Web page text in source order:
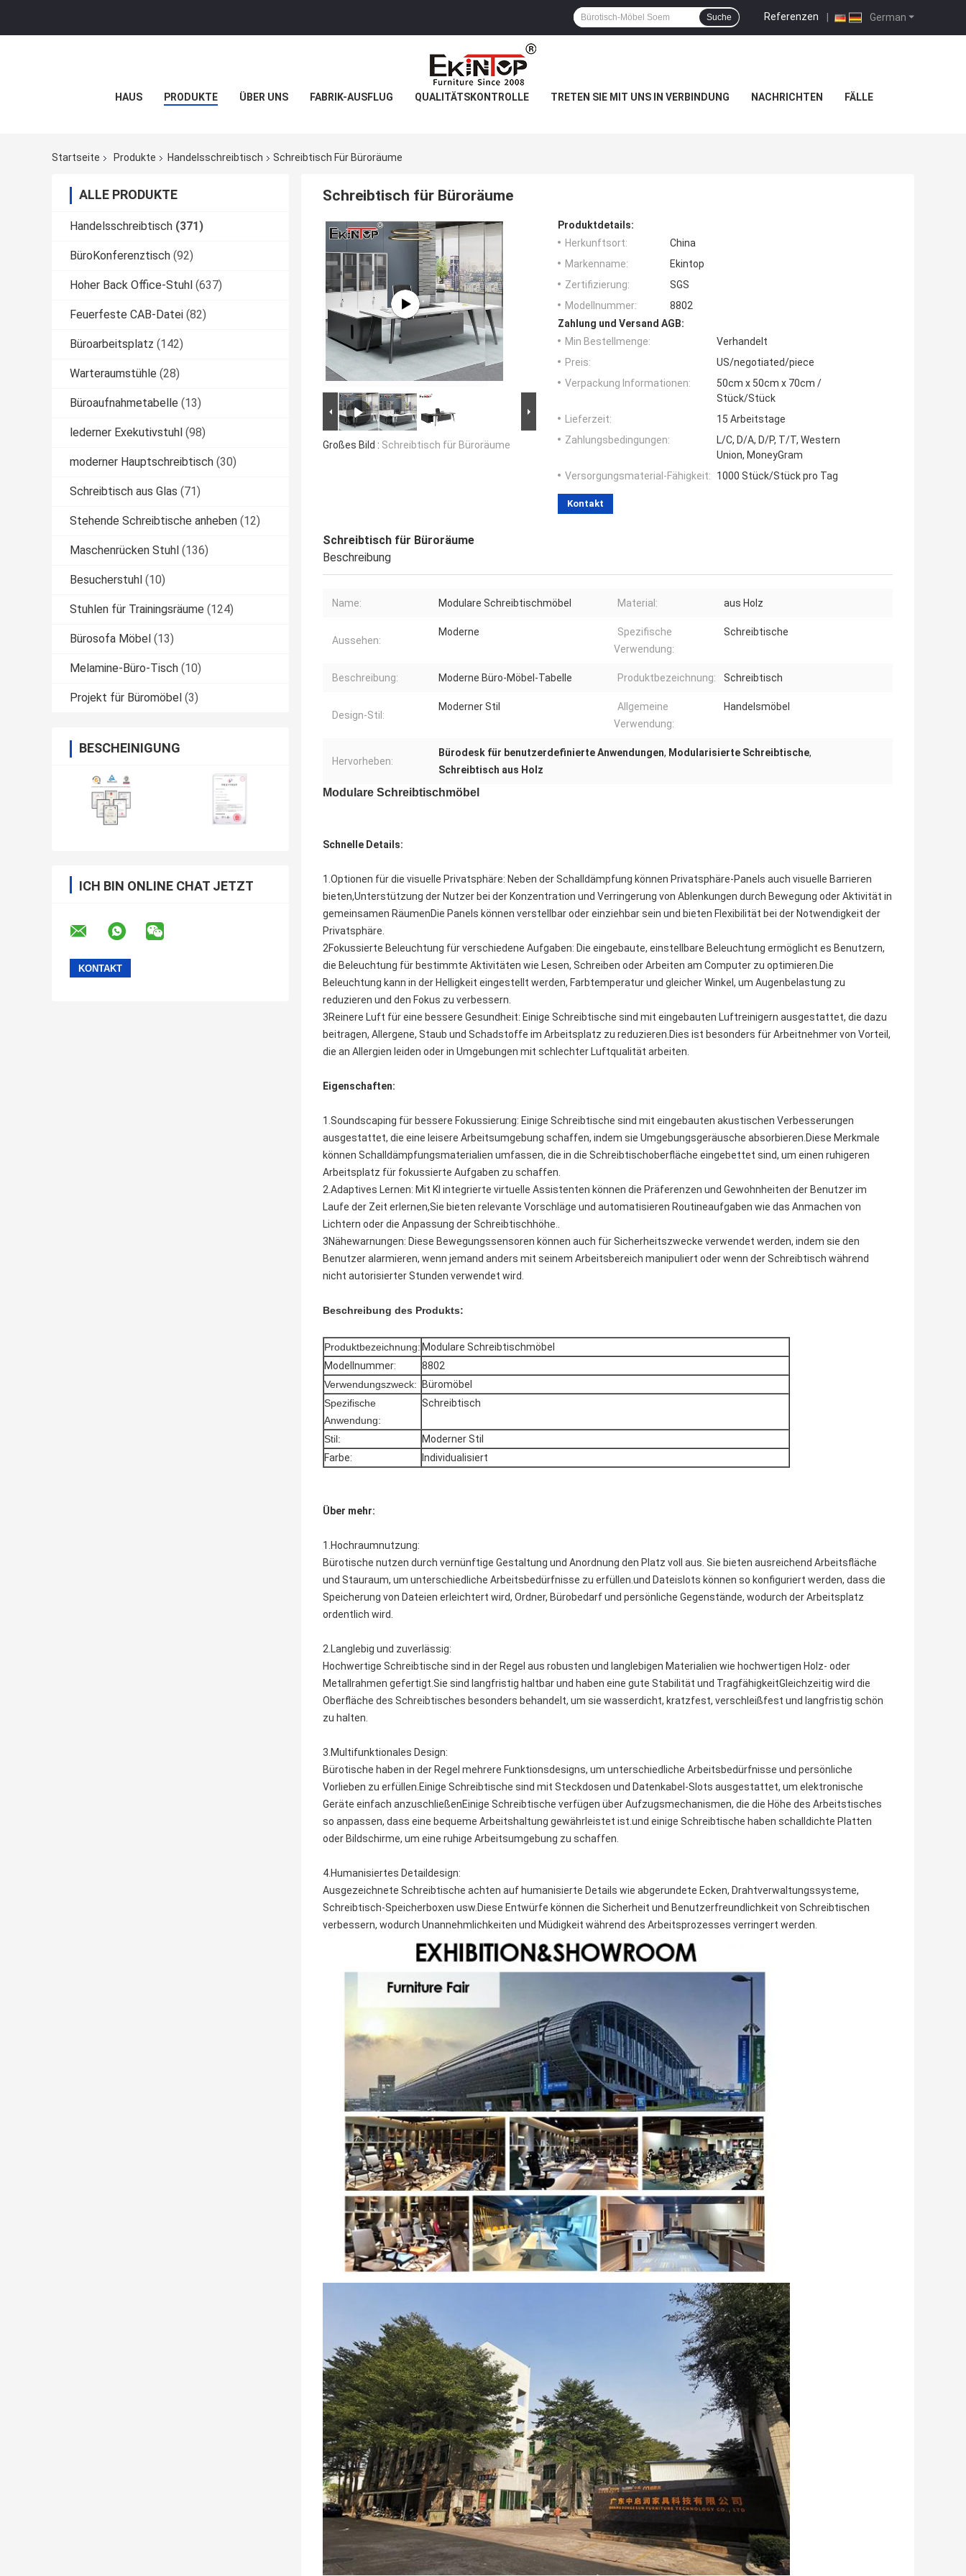
German
Referenzen |
Suche
HAUS PRODUKTE ÜBER UNS FABRIK-AUSFLUG QUALITÄTSKONTROLLE TRETEN SIE MIT UNS IN VERBINDUNG NACHRICHTEN FÄLLE
Startseite Produkte Handelsschreibtisch Schreibtisch Für Büroräume
ALLE PRODUKTE
Handelsschreibtisch (371)
BüroKonferenztisch (92)
Hoher Back Office-Stuhl (637)
Feuerfeste CAB-Datei (82)
Büroarbeitsplatz (142)
Warteraumstühle (28)
Büroaufnahmetabelle (13)
lederner Exekutivstuhl (98)
moderner Hauptschreibtisch (30)
Schreibtisch aus Glas (71)
Stehende Schreibtische anheben (12)
Maschenrücken Stuhl (136)
Besucherstuhl (10)
Stuhlen für Trainingsräume (124)
Bürosofa Möbel (13)
Melamine-Büro-Tisch (10)
Projekt für Büromöbel (3)
BESCHEINIGUNG
ICH BIN ONLINE CHAT JETZT
Schreibtisch für Büroräume
Großes Bild : Schreibtisch für Büroräume
Produktdetails:
Herkunftsort:
China
Markenname:
Ekintop
Zertifizierung:
SGS
Modellnummer:
8802
Zahlung und Versand AGB:
Min Bestellmenge:
Verhandelt
Preis:
US/negotiated/piece
Verpackung Informationen:
50cm x 50cm x 70cm /
Stück/Stück
Lieferzeit:
15 Arbeitstage
Zahlungsbedingungen:
L/C, D/A, D/P, T/T, Western
Union, MoneyGram
Versorgungsmaterial-Fähigkeit:
1000 Stück/Stück pro Tag
Kontakt
Schreibtisch für Büroräume
Beschreibung
Name: Modulare Schreibtischmöbel Material: aus Holz
Aussehen:
Moderne
Spezifische
Verwendung:
Schreibtische
Beschreibung: Moderne Büro-Möbel-Tabelle Produktbezeichnung: Schreibtisch
Design-Stil:
Moderner Stil
Allgemeine
Verwendung:
Handelsmöbel
Hervorheben:
Bürodesk für benutzerdefinierte Anwendungen, Modularisierte Schreibtische,
Schreibtisch aus Holz
Modulare Schreibtischmöbel
Schnelle Details:
1.Optionen für die visuelle Privatsphäre: Neben der Schalldämpfung können Privatsphäre-Panels auch visuelle Barrieren
bieten,Unterstützung der Nutzer bei der Konzentration und Verringerung von Ablenkungen durch Bewegung oder Aktivität in
gemeinsamen RäumenDie Panels können verstellbar oder einziehbar sein und bieten Flexibilität bei der Notwendigkeit der
Privatsphäre.
2Fokussierte Beleuchtung für verschiedene Aufgaben: Die eingebaute, einstellbare Beleuchtung ermöglicht es Benutzern,
die Beleuchtung für bestimmte Aktivitäten wie Lesen, Schreiben oder Arbeiten am Computer zu optimieren.Die
Beleuchtung kann in der Helligkeit eingestellt werden, Farbtemperatur und gleicher Winkel, um Augenbelastung zu
reduzieren und den Fokus zu verbessern.
3Reinere Luft für eine bessere Gesundheit: Einige Schreibtische sind mit eingebauten Luftreinigern ausgestattet, die dazu
beitragen, Allergene, Staub und Schadstoffe im Arbeitsplatz zu reduzieren.Dies ist besonders für Arbeitnehmer von Vorteil,
die an Allergien leiden oder in Umgebungen mit schlechter Luftqualität arbeiten.
Eigenschaften:
1.Soundscaping für bessere Fokussierung: Einige Schreibtische sind mit eingebauten akustischen Verbesserungen
ausgestattet, die eine leisere Arbeitsumgebung schaffen, indem sie Umgebungsgeräusche absorbieren.Diese Merkmale
können Schalldämpfungsmaterialien umfassen, die in die Schreibtischoberfläche eingebettet sind, um einen ruhigeren
Arbeitsplatz für fokussierte Aufgaben zu schaffen.
2.Adaptives Lernen: Mit KI integrierte virtuelle Assistenten können die Präferenzen und Gewohnheiten der Benutzer im
Laufe der Zeit erlernen,Sie bieten relevante Vorschläge und automatisieren Routineaufgaben wie das Anmachen von
Lichtern oder die Anpassung der Schreibtischhöhe..
3Nähewarnungen: Diese Bewegungssensoren können auch für Sicherheitszwecke verwendet werden, indem sie den
Benutzer alarmieren, wenn jemand anders mit seinem Arbeitsbereich manipuliert oder wenn der Schreibtisch während
nicht autorisierter Stunden verwendet wird.
Beschreibung des Produkts:
Produktbezeichnung: Modulare Schreibtischmöbel
Modellnummer:
8802
Verwendungszweck:
Büromöbel
Spezifische
Anwendung:
Schreibtisch
Stil:
Moderner Stil
Farbe:
Individualisiert
Über mehr:
1.Hochraumnutzung:
Bürotische nutzen durch vernünftige Gestaltung und Anordnung den Platz voll aus. Sie bieten ausreichend Arbeitsfläche
und Stauraum, um unterschiedliche Arbeitsbedürfnisse zu erfüllen.und Dateislots können so konfiguriert werden, dass die
Speicherung von Dateien erleichtert wird, Ordner, Bürobedarf und persönliche Gegenstände, wodurch der Arbeitsplatz
ordentlich wird.
2.Langlebig und zuverlässig:
Hochwertige Schreibtische sind in der Regel aus robusten und langlebigen Materialien wie hochwertigen Holz- oder
Metallrahmen gefertigt.Sie sind langfristig haltbar und haben eine gute Stabilität und TragfähigkeitGleichzeitig wird die
Oberfläche des Schreibtisches besonders behandelt, um sie wasserdicht, kratzfest, verschleißfest und langfristig schön
zu halten.
3.Multifunktionales Design:
Bürotische haben in der Regel mehrere Funktionsdesigns, um unterschiedliche Arbeitsbedürfnisse und persönliche
Vorlieben zu erfüllen.Einige Schreibtische sind mit Steckdosen und Datenkabel-Slots ausgestattet, um elektronische
Geräte einfach anzuschließenEinige Schreibtische verfügen über Aufzugsmechanismen, die die Höhe des Arbeitstisches
so anpassen, dass eine bequeme Arbeitshaltung gewährleistet ist.und einige Schreibtische haben schalldichte Platten
oder Bildschirme, um eine ruhige Arbeitsumgebung zu schaffen.
4.Humanisiertes Detaildesign:
Ausgezeichnete Schreibtische achten auf humanisierte Details wie abgerundete Ecken, Drahtverwaltungssysteme,
Schreibtisch-Speicherboxen usw.Diese Entwürfe können die Sicherheit und Benutzerfreundlichkeit von Schreibtischen
verbessern, wodurch Unannehmlichkeiten und Müdigkeit während des Arbeitsprozesses verringert werden.